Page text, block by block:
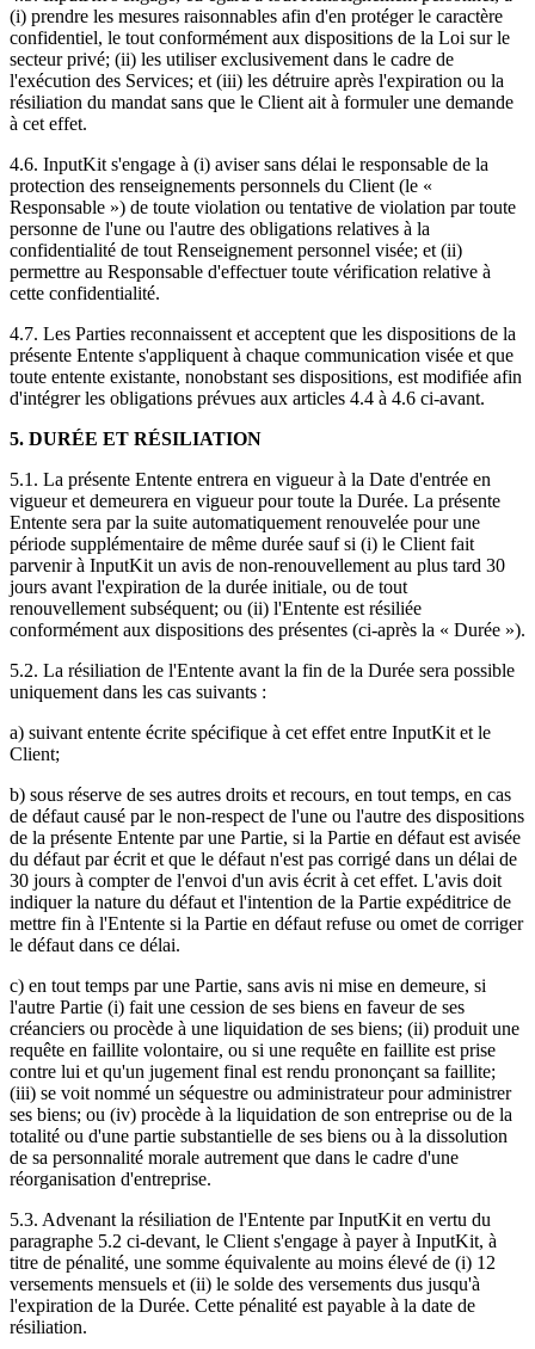
(i) prendre les mesures raisonnables afin d'en protéger le caractère
confidentiel, le tout conformément aux dispositions de la Loi sur le
secteur privé; (ii) les utiliser exclusivement dans le cadre de
l'exécution des Services; et (iii) les détruire après l'expiration ou la
résiliation du mandat sans que le Client ait à formuler une demande
à cet effet.
4.6. InputKit s'engage à (i) aviser sans délai le responsable de la
protection des renseignements personnels du Client (le «
Responsable ») de toute violation ou tentative de violation par toute
personne de l'une ou l'autre des obligations relatives à la
confidentialité de tout Renseignement personnel visée; et (ii)
permettre au Responsable d'effectuer toute vérification relative à
cette confidentialité.
4.7. Les Parties reconnaissent et acceptent que les dispositions de la
présente Entente s'appliquent à chaque communication visée et que
toute entente existante, nonobstant ses dispositions, est modifiée afin
d'intégrer les obligations prévues aux articles 4.4 à 4.6 ci-avant.
5. DURÉE ET RÉSILIATION
5.1. La présente Entente entrera en vigueur à la Date d'entrée en
vigueur et demeurera en vigueur pour toute la Durée. La présente
Entente sera par la suite automatiquement renouvelée pour une
période supplémentaire de même durée sauf si (i) le Client fait
parvenir à InputKit un avis de non-renouvellement au plus tard 30
jours avant l'expiration de la durée initiale, ou de tout
renouvellement subséquent; ou (ii) l'Entente est résiliée
conformément aux dispositions des présentes (ci-après la « Durée »).
5.2. La résiliation de l'Entente avant la fin de la Durée sera possible
uniquement dans les cas suivants :
a) suivant entente écrite spécifique à cet effet entre InputKit et le
Client;
b) sous réserve de ses autres droits et recours, en tout temps, en cas
de défaut causé par le non-respect de l'une ou l'autre des dispositions
de la présente Entente par une Partie, si la Partie en défaut est avisée
du défaut par écrit et que le défaut n'est pas corrigé dans un délai de
30 jours à compter de l'envoi d'un avis écrit à cet effet. L'avis doit
indiquer la nature du défaut et l'intention de la Partie expéditrice de
mettre fin à l'Entente si la Partie en défaut refuse ou omet de corriger
le défaut dans ce délai.
c) en tout temps par une Partie, sans avis ni mise en demeure, si
l'autre Partie (i) fait une cession de ses biens en faveur de ses
créanciers ou procède à une liquidation de ses biens; (ii) produit une
requête en faillite volontaire, ou si une requête en faillite est prise
contre lui et qu'un jugement final est rendu prononçant sa faillite;
(iii) se voit nommé un séquestre ou administrateur pour administrer
ses biens; ou (iv) procède à la liquidation de son entreprise ou de la
totalité ou d'une partie substantielle de ses biens ou à la dissolution
de sa personnalité morale autrement que dans le cadre d'une
réorganisation d'entreprise.
5.3. Advenant la résiliation de l'Entente par InputKit en vertu du
paragraphe 5.2 ci-devant, le Client s'engage à payer à InputKit, à
titre de pénalité, une somme équivalente au moins élevé de (i) 12
versements mensuels et (ii) le solde des versements dus jusqu'à
l'expiration de la Durée. Cette pénalité est payable à la date de
résiliation.